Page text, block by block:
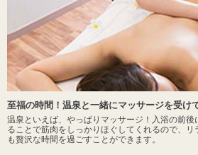
至福の時間！温泉と一緒にマッサージを受け
温泉といえば、やっぱりマッサージ！入浴の前
ることで筋肉をしっかりほぐしてくれるので、
も贅沢な時間を過ごすことができます。